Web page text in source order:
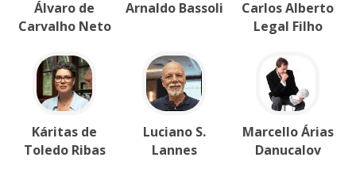
Álvaro de
Carvalho Neto
Arnaldo Bassoli
Carlos Alberto
Legal Filho
Káritas de
Toledo Ribas
Luciano S.
Lannes
Marcello Árias
Danucalov